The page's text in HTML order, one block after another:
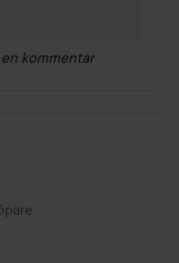
kommentar